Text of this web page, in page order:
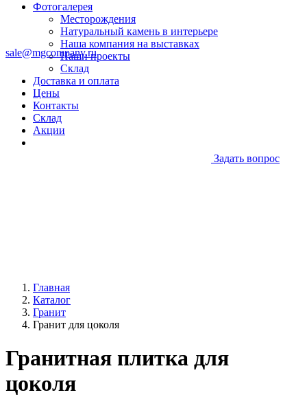
Фотогалерея
Месторождения
Натуральный камень в интерьере
Наша компания на выставках
Наши проекты
Склад
Доставка и оплата
Цены
Контакты
Склад
Акции
sale@mgcompany.ru
Задать вопрос
Главная
Каталог
Гранит
Гранит для цоколя
Гранитная плитка для
цоколя